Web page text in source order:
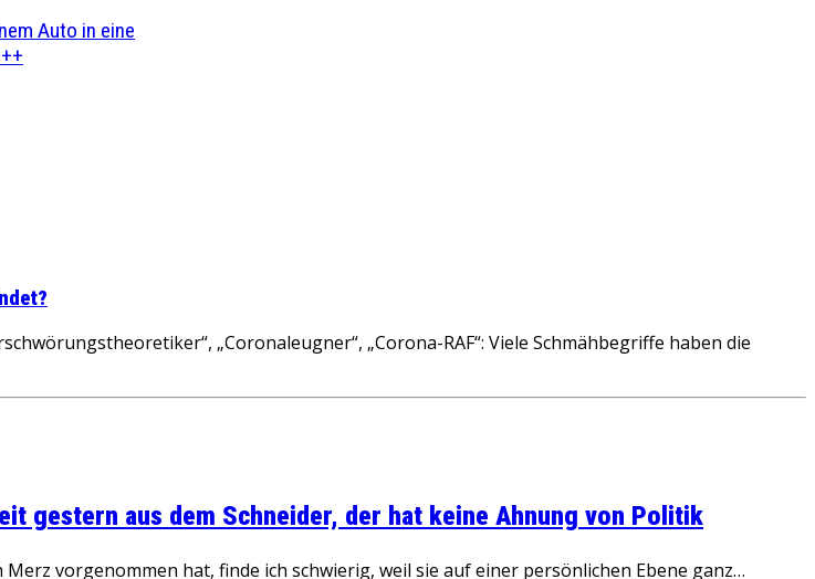
Auto in eine
„Coronaleugner“, „Corona-RAF“: Viele Schmähbegriffe haben die
gestern aus dem Schneider, der hat keine Ahnung von Politik
vorgenommen hat, finde ich schwierig, weil sie auf einer persönlichen Ebene ganz…